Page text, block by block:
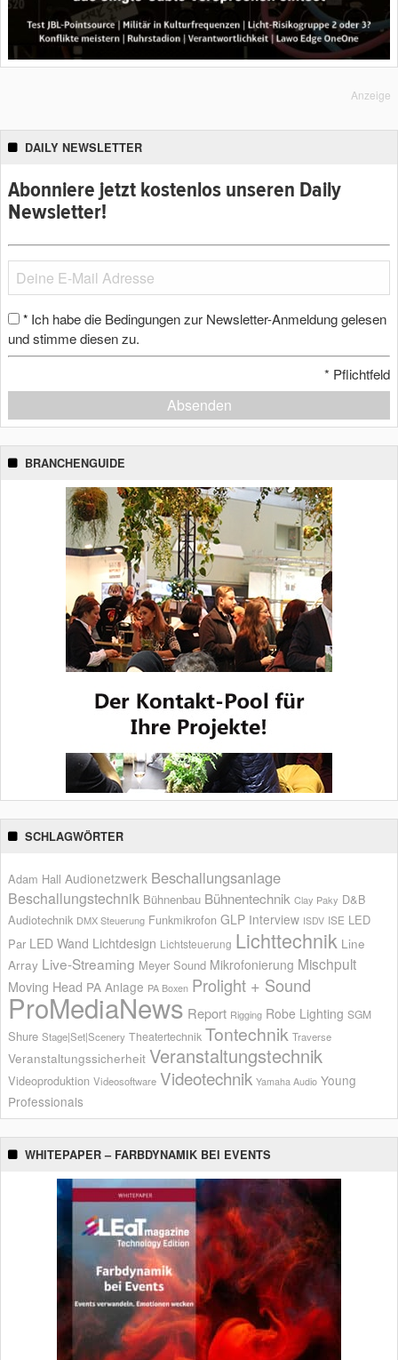
Anzeige
DAILY NEWSLETTER
Abonniere jetzt kostenlos unseren Daily
Newsletter!
* Ich habe die Bedingungen zur Newsletter-Anmeldung gelesen
und stimme diesen zu.
* Pflichtfeld
Absenden
BRANCHENGUIDE
SCHLAGWÖRTER
Adam Hall Audionetzwerk Beschallungsanlage
Beschallungstechnik Bühnenbau Bühnentechnik Clay Paky D&B
Audiotechnik DMX Steuerung Funkmikrofon GLP Interview ISDV ISE LED
Par LED Wand Lichtdesign Lichtsteuerung Lichttechnik Line
Array Live-Streaming Meyer Sound Mikrofonierung Mischpult
Moving Head PA Anlage PA Boxen Prolight + Sound
ProMediaNews Report Rigging Robe Lighting SGM
Shure Stage|Set|Scenery Theatertechnik Tontechnik Traverse
Veranstaltungssicherheit Veranstaltungstechnik
Videoproduktion Videosoftware Videotechnik Yamaha Audio Young
Professionals
WHITEPAPER – FARBDYNAMIK BEI EVENTS